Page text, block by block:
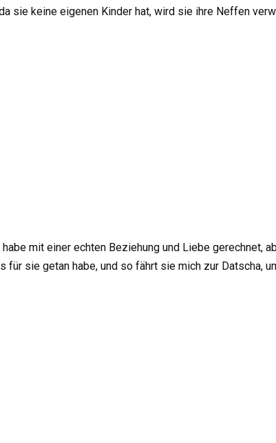
sie keine eigenen Kinder hat, wird sie ihre Neffen
mit einer echten Beziehung und Liebe gerechnet,
für sie getan habe, und so fährt sie mich zur Datscha,